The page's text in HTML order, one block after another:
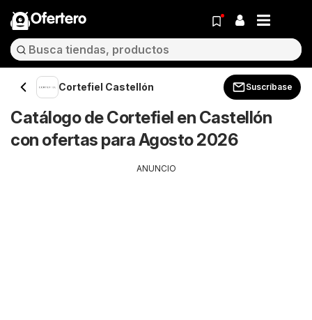
Ofertero
Cortefiel Castellón Suscríbase
Catálogo de Cortefiel en Castellón
con ofertas para Agosto 2026
ANUNCIO